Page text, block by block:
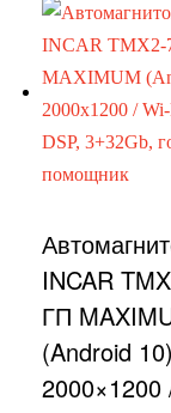
INCAR
ГП
(Android 10)
2000×1200